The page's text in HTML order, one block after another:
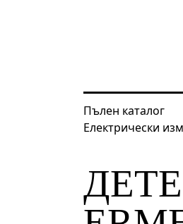
Пълен каталог
Електрически
Начална